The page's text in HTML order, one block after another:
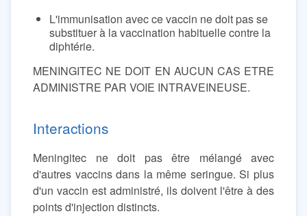
L'immunisation avec ce vaccin ne doit pas se
substituer à la vaccination habituelle contre la
diphtérie.
MENINGITEC NE DOIT EN AUCUN CAS ETRE
ADMINISTRE PAR VOIE INTRAVEINEUSE.
Interactions
Meningitec ne doit pas être mélangé avec
d'autres vaccins dans la même seringue. Si plus
d'un vaccin est administré, ils doivent l'être à des
points d'injection distincts.